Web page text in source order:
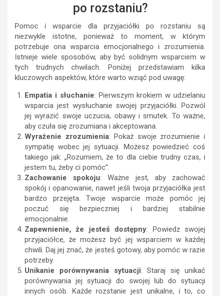
po rozstaniu?
Pomoc i wsparcie dla przyjaciółki po rozstaniu są
niezwykle istotne, ponieważ to moment, w którym
potrzebuje ona wsparcia emocjonalnego i zrozumienia.
Istnieje wiele sposobów, aby być solidnym wsparciem w
tych trudnych chwilach. Poniżej przedstawiam kilka
kluczowych aspektów, które warto wziąć pod uwagę:
Empatia i słuchanie: Pierwszym krokiem w udzielaniu
wsparcia jest wysłuchanie swojej przyjaciółki. Pozwól
jej wyrazić swoje uczucia, obawy i smutek. To ważne,
aby czuła się zrozumiana i akceptowana.
Wyrażenie zrozumienia: Pokaż swoje zrozumienie i
sympatię wobec jej sytuacji. Możesz powiedzieć coś
takiego jak: „Rozumiem, że to dla ciebie trudny czas, i
jestem tu, żeby ci pomóc”.
Zachowanie spokoju: Ważne jest, aby zachować
spokój i opanowanie, nawet jeśli twoja przyjaciółka jest
bardzo przejęta. Twoje wsparcie może pomóc jej
poczuć się bezpieczniej i bardziej stabilnie
emocjonalnie.
Zapewnienie, że jesteś dostępny: Powiedz swojej
przyjaciółce, że możesz być jej wsparciem w każdej
chwili. Daj jej znać, że jesteś gotowy, aby pomóc w razie
potrzeby.
Unikanie porównywania sytuacji: Staraj się unikać
porównywania jej sytuacji do swojej lub do sytuacji
innych osób. Każde rozstanie jest unikalne, i to, co